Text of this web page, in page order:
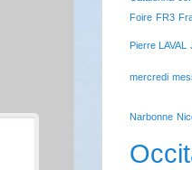
Foire FR3
Pierre LAVAL
mercredi
Narbonne